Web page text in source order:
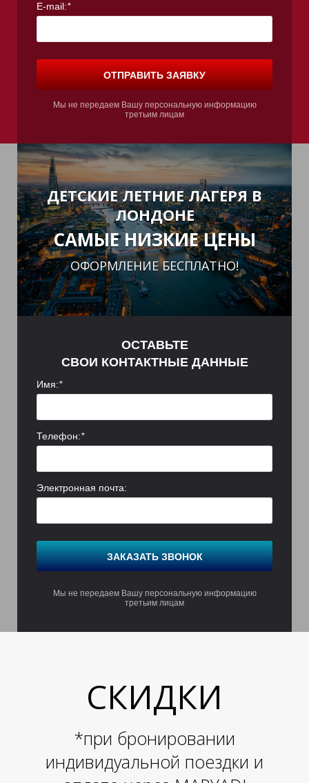
Е
М
E-mail:*
ОТПРАВИТЬ ЗАЯВКУ
Мы не передаем Вашу персональную информацию
третьим лицам
ДЕТСКИЕ ЛЕТНИЕ ЛАГЕРЯ В
ЛОНДОНЕ
САМЫЕ НИЗКИЕ ЦЕНЫ
ОФОРМЛЕНИЕ БЕСПЛАТНО!
ОСТАВЬТЕ
СВОИ КОНТАКТНЫЕ ДАННЫЕ
Имя:*
Телефон:*
Электронная почта:
ЗАКАЗАТЬ ЗВОНОК
Мы не передаем Вашу персональную информацию
третьим лицам
СКИДКИ
*при бронировании
индивидуальной поездки и
Е
М
Е
М